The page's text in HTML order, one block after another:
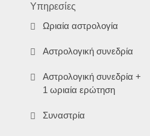
Υπηρεσίες
Ωριαία αστρολογία
Αστρολογική συνεδρία
Αστρολογική συνεδρία +
1 ωριαία ερώτηση
Συναστρία